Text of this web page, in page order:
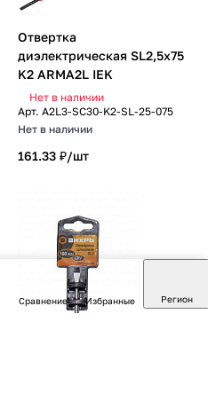
Отвертка
диэлектрическая SL2,5х75
K2 ARMA2L IEK
Нет в наличии
Арт. A2L3-SC30-K2-SL-25-075
Нет в наличии
161.33 ₽/шт
Сравнение Избранные Регион